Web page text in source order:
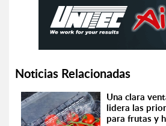
Noticias Relacionadas
Una clara
lidera las
para frutas y